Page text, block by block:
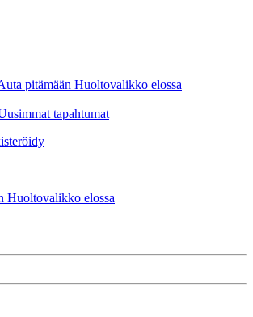
pitämään Huoltovalikko elossa
tapahtumat
Huoltovalikko elossa